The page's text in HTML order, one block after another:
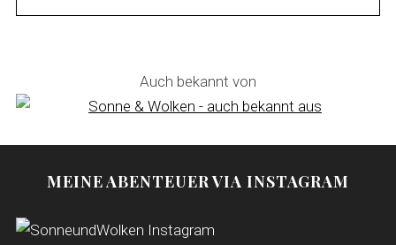
Auch bekannt von
MEINE ABENTEUER VIA INSTAGRAM